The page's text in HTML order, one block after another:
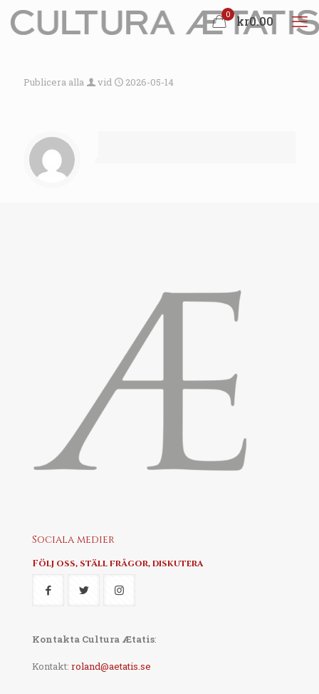
0 kr0.00
Publicera alla vid 2026-05-14
Sociala medier
Följ oss, ställ frågor, diskutera
Kontakta Cultura Ætatis:
Kontakt: roland@aetatis.se